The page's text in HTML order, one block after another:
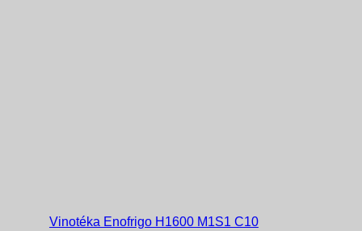
Vinotéka Enofrigo H1600 M1S1 C10